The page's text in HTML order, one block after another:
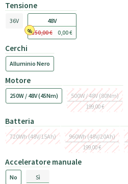
Tensione
36V 48V
150,00 € 0,00 €
Cerchi
Alluminio Nero
Motore
250W / 48V (45Nm) 500W / 48V (80Nm)
199,00 €
Batteria
720Wh (48V/15Ah) 960Wh (48V/20Ah)
199,00 €
Acceleratore manuale
No Sì